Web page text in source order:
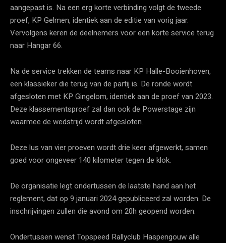
aangepast is. Na een erg korte verbinding volgt de tweede
proef, KP Gelmen, identiek aan de editie van vorig jaar.
Vervolgens keren de deelnemers voor een korte service terug
naar Hangar 66.
Na de service trekken de teams naar KP Halle-Booienhoven,
een klassieker die terug van de partij is. De ronde wordt
afgesloten met KP Gingelom, identiek aan de proef van 2023.
Deze klassementsproef zal dan ook de Powerstage zijn
waarmee de wedstrijd wordt afgesloten.
Deze lus van vier proeven wordt drie keer afgewerkt, samen
goed voor ongeveer 140 kilometer tegen de klok.
De organisatie legt ondertussen de laatste hand aan het
reglement, dat op 9 januari 2024 gepubliceerd zal worden. De
inschrijvingen zullen die avond om 20h geopend worden.
Ondertussen wenst Topspeed Rallyclub Haspengouw alle